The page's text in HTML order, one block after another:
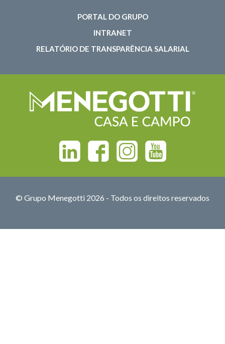
PORTAL DO GRUPO
INTRANET
RELATÓRIO DE TRANSPARÊNCIA SALARIAL
Linkedin FacebookInstagramYoutube
© Grupo Menegotti 2026 - Todos os direitos reservados